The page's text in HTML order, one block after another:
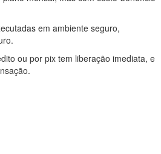
em ambiente seguro,
ou por pix tem liberação imediata, e